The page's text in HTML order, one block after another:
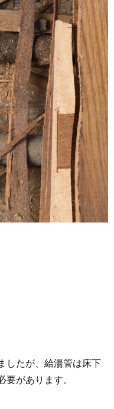
したが、給湯管は床下
があります。